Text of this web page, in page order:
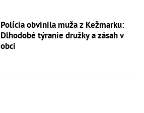
Polícia obvinila muža z Kežmarku:
Dlhodobé týranie družky a zásah v
obci